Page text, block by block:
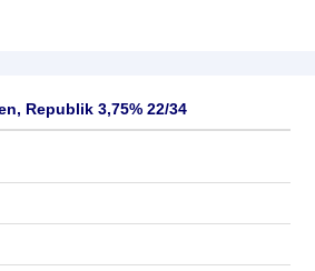
Republik 3,75% 22/34